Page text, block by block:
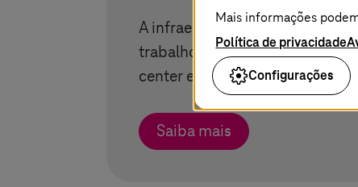
A infraestrutura aprimorada e as
trabalho otimizadas reduzem
center em 25% com o Azure
Saiba mais
Mais informações
Política de privacidade
Configurações